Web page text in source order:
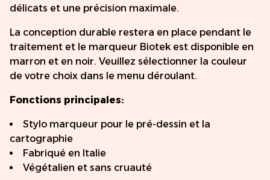
délicats et une précision maximale.
La conception durable restera en place pendant le
traitement et le marqueur Biotek est disponible en
marron et en noir. Veuillez sélectionner la couleur
de votre choix dans le menu déroulant.
Fonctions principales:
Stylo marqueur pour le pré-dessin et la
cartographie
Fabriqué en Italie
Végétalien et sans cruauté